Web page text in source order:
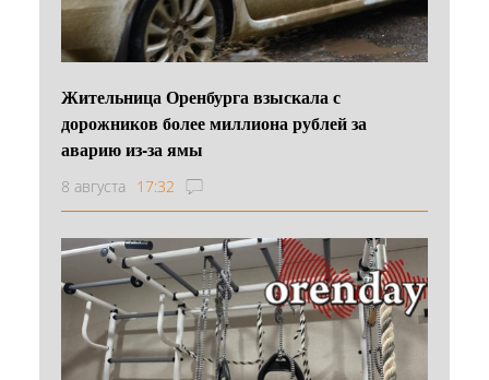
Жительница Оренбурга взыскала с
дорожников более миллиона рублей за
аварию из-за ямы
8 августа 17:32